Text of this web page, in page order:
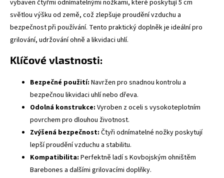
vybaven čtyřmi odnímatelnými nožkami, které poskytují 5 cm
světlou výšku od země, což zlepšuje proudění vzduchu a
bezpečnost při používání. Tento praktický doplněk je ideální pro
grilování, udržování ohně a likvidaci uhlí.
Klíčové vlastnosti:
Bezpečné použití: Navržen pro snadnou kontrolu a
bezpečnou likvidaci uhlí nebo dřeva.
Odolná konstrukce: Vyroben z oceli s vysokoteplotním
povrchem pro dlouhou životnost.
Zvýšená bezpečnost: Čtyři odnímatelné nožky poskytují
lepší proudění vzduchu a stabilitu.
Kompatibilita: Perfektně ladí s Kovbojským ohništěm
Barebones a dalšími grilovacími doplňky.